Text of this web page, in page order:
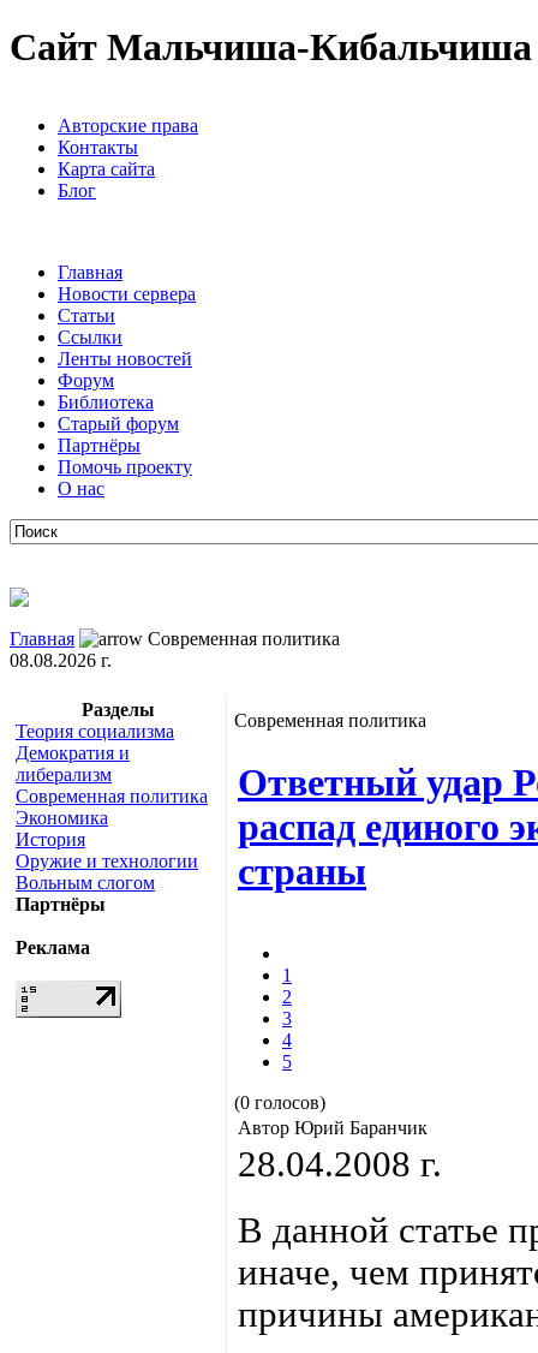
Сайт Мальчиша-Кибальчиша
Авторские права
Контакты
Карта сайта
Блог
Главная
Новости сервера
Статьи
Ссылки
Ленты новостей
Форум
Библиотека
Старый форум
Партнёры
Помочь проекту
О нас
Главная
Современная политика
08.08.2026 г.
Разделы
Теория социализма
Демократия и
либерализм
Современная политика
Экономика
История
Оружие и технологии
Вольным слогом
Партнёры
Реклама
Современная политика
Ответный удар
распад единого
страны
1
2
3
4
5
(0 голосов)
Автор Юрий Баранчик
28.04.2008 г.
В данной статье
иначе, чем
причины